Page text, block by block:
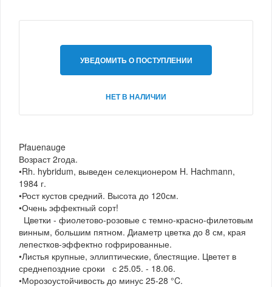
УВЕДОМИТЬ О ПОСТУПЛЕНИИ
НЕТ В НАЛИЧИИ
Pfauenauge
Возраст 2года.
•Rh. hybridum, выведен селекционером H. Hachmann,
1984 г.
•Рост кустов средний. Высота до 120см.
•Очень эффектный сорт!
Цветки - фиолетово-розовые с темно-красно-филетовым
винным, большим пятном. Диаметр цветка до 8 см, края
лепестков-эффектно гофрированные.
•Листья крупные, эллиптические, блестящие. Цветет в
среднепоздние сроки с 25.05. - 18.06.
•Морозоустойчивость до минус 25-28 °C.